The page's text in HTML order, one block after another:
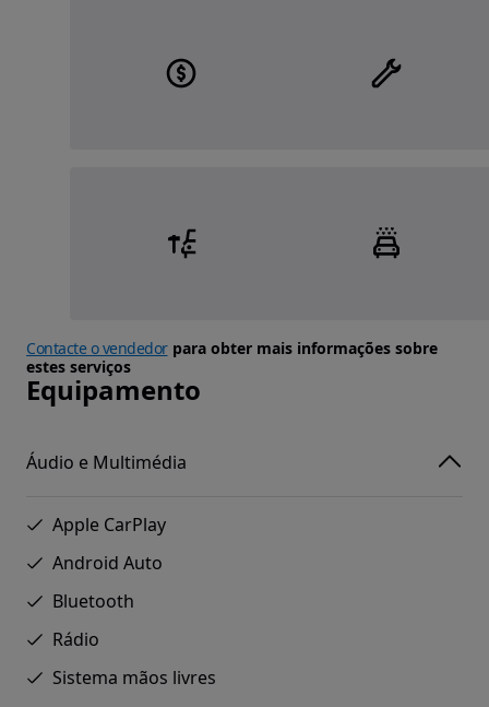
Contacte o vendedorpara obter mais informações sobre
estes serviços
Equipamento
Áudio e Multimédia
Apple CarPlay
Android Auto
Bluetooth
Rádio
Sistema mãos livres